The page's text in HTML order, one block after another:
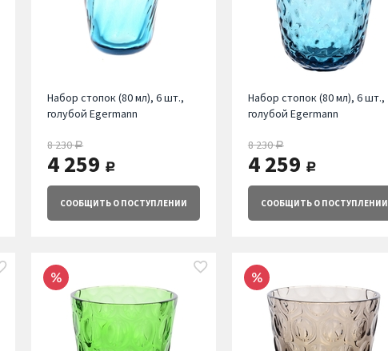
Набор стопок (80 мл), 6 шт.,
голубой Egermann
8 230руб.
4 259 руб.
СООБЩИТЬО ПОСТУПЛЕНИИ
Набор стопок (80 мл), 6 шт.,
голубой Egermann
8 230руб.
4 259 руб.
СООБЩИТЬО ПОСТУПЛЕНИИ